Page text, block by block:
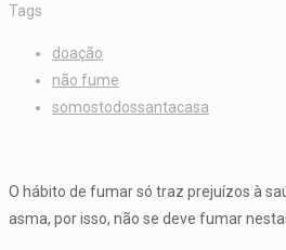
Tags
doação
não fume
somostodossantacasa
O hábito de fumar só traz prejuízos à
asma, por isso, não se deve fumar